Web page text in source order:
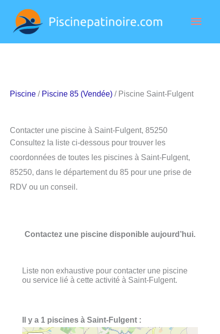
contenu
Piscine / Piscine 85 (Vendée) / Piscine Saint-Fulgent
Contacter une piscine à Saint-Fulgent, 85250
Consultez la liste ci-dessous pour trouver les
coordonnées de toutes les piscines à Saint-Fulgent,
85250, dans le département du 85 pour une prise de
RDV ou un conseil.
Contactez une piscine disponible aujourd’hui.
Liste non exhaustive pour contacter une piscine
ou service lié à cette activité à Saint-Fulgent.
Il y a 1 piscines à Saint-Fulgent :